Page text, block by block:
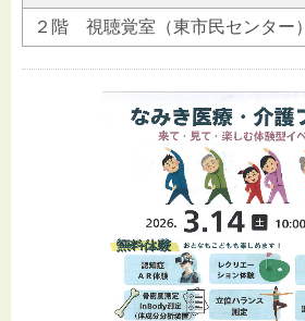
２階 視聴覚室（東市民センター）